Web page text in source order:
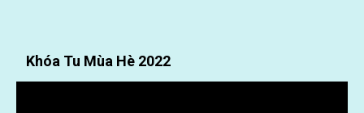
Khóa Tu Mùa Hè 2022